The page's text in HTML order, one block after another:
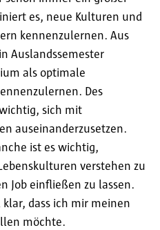
es, neue Kulturen und
kennenzulernen. Aus
Auslandssemester
als optimale
Des
sich mit
auseinanderzusetzen.
ist es wichtig,
verstehen zu
Job einfließen zu lassen.
dass ich mir meinen
möchte.